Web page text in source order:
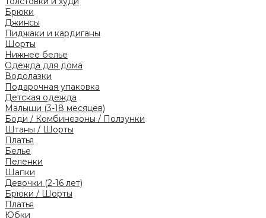
Брюки
Джинсы
Пиджаки и кардиганы
Шорты
Нижнее белье
Одежда для дома
Водолазки
Подарочная упаковка
Детская одежда
Малыши (3-18 месяцев)
Боди / Комбинезоны / Ползунки
Штаны / Шорты
Платья
Белье
Пеленки
Шапки
Девочки (2-16 лет)
Брюки / Шорты
Платья
Юбки